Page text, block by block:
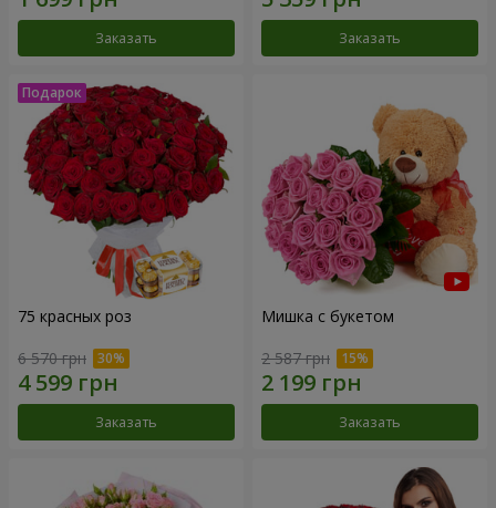
Заказать Заказать
75 красных роз
6 570 грн
Заказать
Мишка с букетом
2 587 грн
Заказать